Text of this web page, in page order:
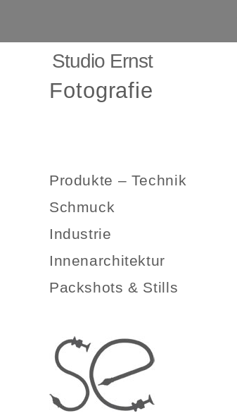
Studio Ernst
Fotografie
Produkte – Technik
Schmuck
Industrie
Innenarchitektur
Packshots & Stills